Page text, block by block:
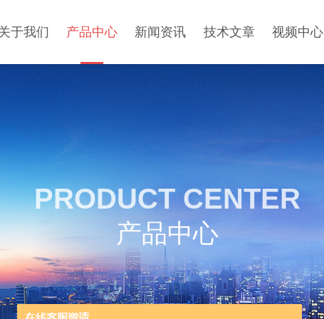
于我们 产品中心 新闻资讯 技术文章 视频中心
PRODUCT CENTER
产品中心